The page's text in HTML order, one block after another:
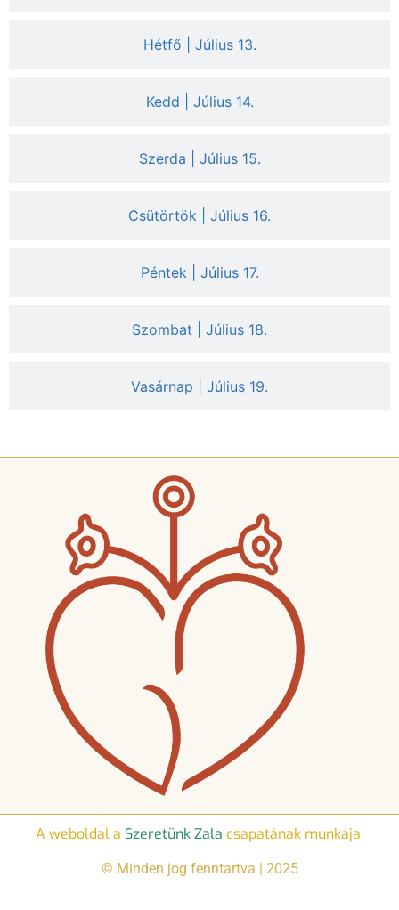
Hétfő | Július 13.
Kedd | Július 14.
Szerda | Július 15.
Csütörtök | Július 16.
Péntek | Július 17.
Szombat | Július 18.
Vasárnap | Július 19.
A weboldal a Szeretünk Zala csapatának munkája.
© Minden jog fenntartva | 2025